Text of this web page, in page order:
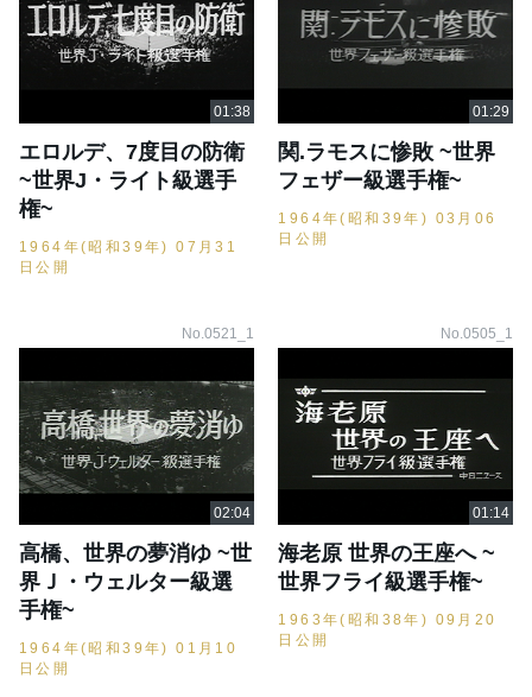
エロルデ、7度目の防衛
~世界J・ライト級選手
権~
1964年(昭和39年) 07月31
日公開
関.ラモスに惨敗 ~世界
フェザー級選手権~
1964年(昭和39年) 03月06
日公開
No.0521_1
高橋、世界の夢消ゆ ~世
界Ｊ・ウェルター級選
手権~
1964年(昭和39年) 01月10
日公開
No.0505_1
海老原 世界の王座へ ~
世界フライ級選手権~
1963年(昭和38年) 09月20
日公開